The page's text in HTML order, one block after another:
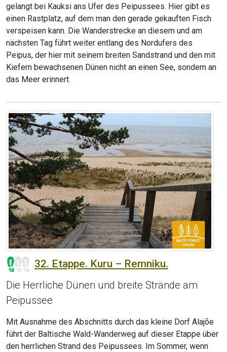
gelangt bei Kauksi ans Ufer des Peipussees. Hier gibt es
einen Rastplatz, auf dem man den gerade gekauften Fisch
verspeisen kann. Die Wanderstrecke an diesem und am
nächsten Tag führt weiter entlang des Nordufers des
Peipus, der hier mit seinem breiten Sandstrand und den mit
Kiefern bewachsenen Dünen nicht an einen See, sondern an
das Meer erinnert.
32. Etappe. Kuru – Remniku.
Die Herrliche Dünen und breite Strände am
Peipussee
Mit Ausnahme des Abschnitts durch das kleine Dorf Alajõe
führt der Baltische Wald-Wanderweg auf dieser Etappe über
den herrlichen Strand des Peipussees. Im Sommer, wenn